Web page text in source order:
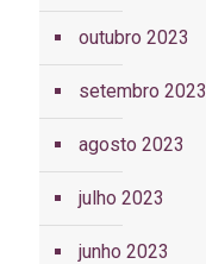
outubro 2023
setembro 2023
agosto 2023
julho 2023
junho 2023